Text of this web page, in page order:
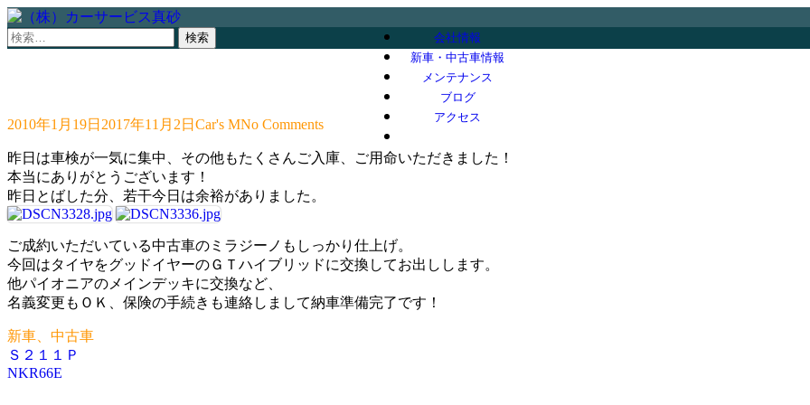
検
会社情報
新車・中古車情報
メンテナンス
ブログ
アクセス
2010年1月19日 2017年11月2日 Car's MNo Comments
昨日は車検が一気に集中、その他もたくさんご入庫、ご用命いただきました！
本当にありがとうございます！
昨日とばした分、若干今日は余裕がありました。
ご成約いただいている中古車のミラジーノもしっかり仕上げ。
今回はタイヤをグッドイヤーのＧＴハイブリッドに交換してお出しします。
他パイオニアのメインデッキに交換など、
名義変更もＯＫ、保険の手続きも連絡しまして納車準備完了です！
新車、中古車
投
Ｓ２１１Ｐ
NKR66E